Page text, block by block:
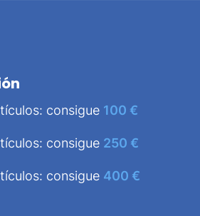
consigue 100 €
consigue 250 €
consigue 400 €